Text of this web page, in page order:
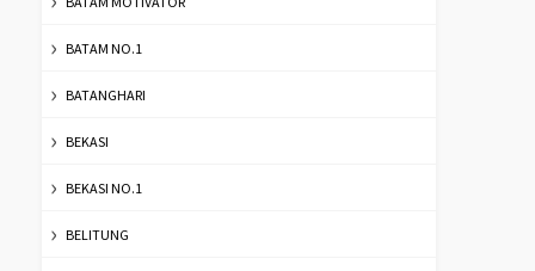
BATAM NO.1
BATANGHARI
BEKASI
BEKASI NO.1
BELITUNG